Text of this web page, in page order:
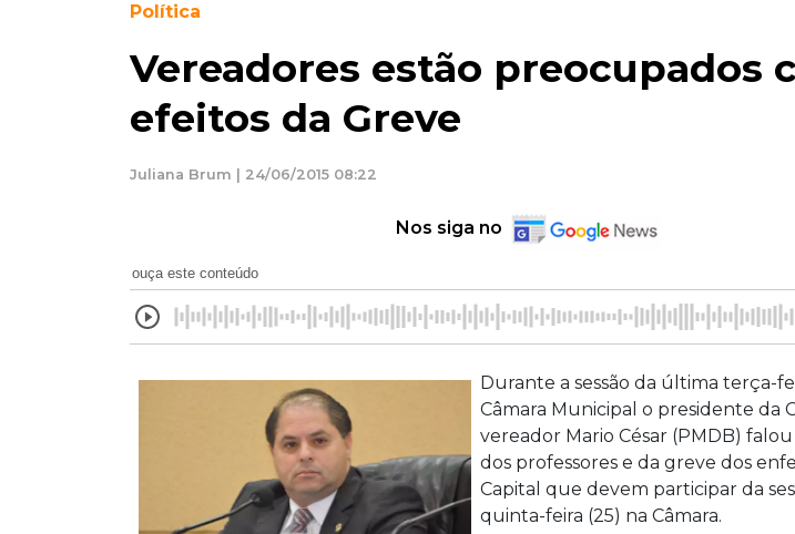
Política
Vereadores estão preocupados
efeitos da Greve
Juliana Brum | 24/06/2015 08:22
Nos siga no
ouça este conteúdo
Durante a sessão da última terça-
Câmara Municipal o presidente da
vereador Mario César (PMDB)
dos professores e da greve dos
Capital que devem participar da
quinta-feira (25) na Câmara.